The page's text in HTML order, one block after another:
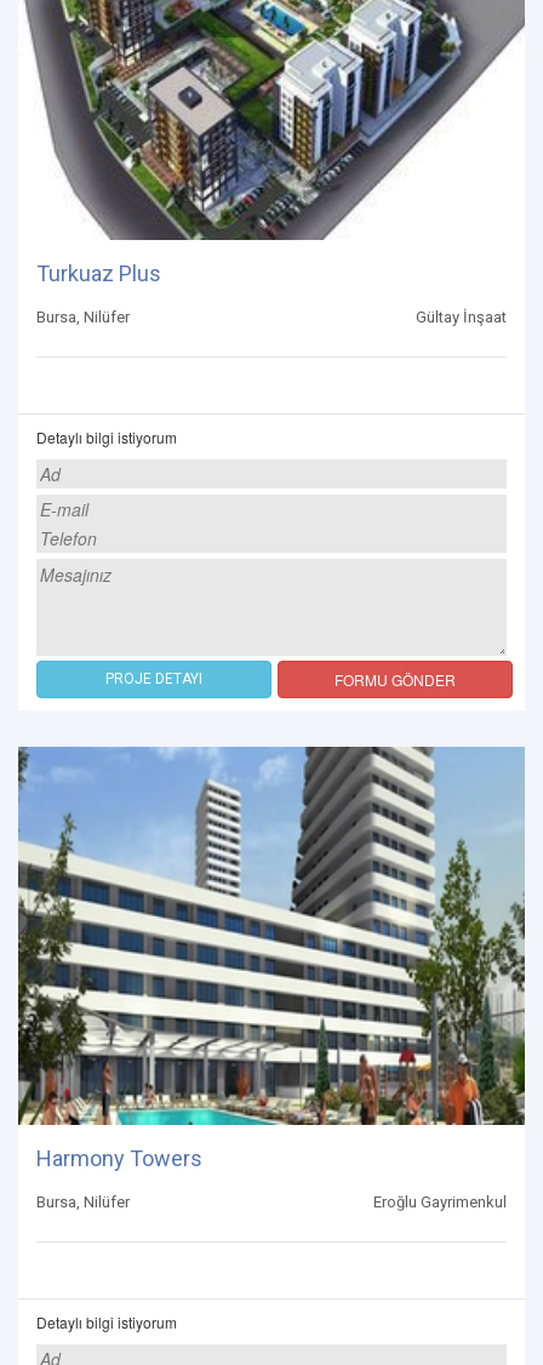
Turkuaz Plus
Bursa, Nilüfer Gültay İnşaat
Detaylı bilgi istiyorum
PROJE DETAYI FORMU GÖNDER
Harmony Towers
Bursa, Nilüfer Eroğlu Gayrimenkul
Detaylı bilgi istiyorum